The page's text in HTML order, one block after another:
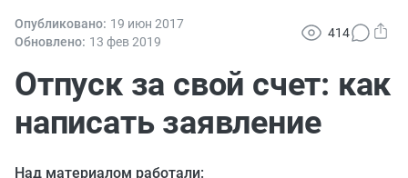
07.08 Госпошлину за устранение ошибок в документах предлагают
отменить#новости
отношений
Опубликовано: 19 июн 2017
Обновлено: 13 фев2019
414
Отпуск за свой счет: как
написать заявление
Над материалом работали: